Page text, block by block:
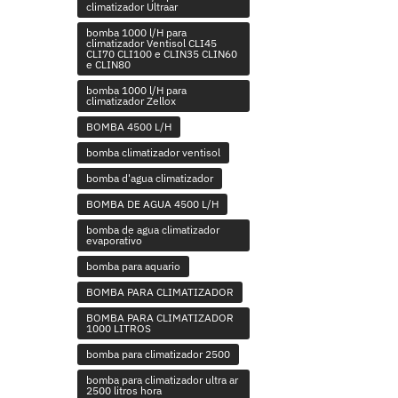
climatizador Ultraar
bomba 1000 l/H para
climatizador Ventisol CLI45
CLI70 CLI100 e CLIN35 CLIN60
e CLIN80
bomba 1000 l/H para
climatizador Zellox
BOMBA 4500 L/H
bomba climatizador ventisol
bomba d'agua climatizador
BOMBA DE AGUA 4500 L/H
bomba de agua climatizador
evaporativo
bomba para aquario
BOMBA PARA CLIMATIZADOR
BOMBA PARA CLIMATIZADOR
1000 LITROS
bomba para climatizador 2500
bomba para climatizador ultra ar
2500 litros hora